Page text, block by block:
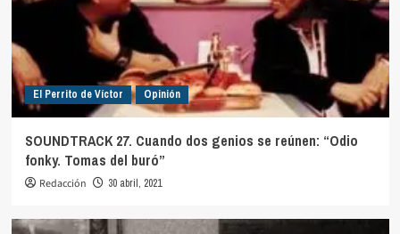
El Perrito de Víctor Opinión
SOUNDTRACK 27. Cuando dos genios se reúnen: “Odio
fonky. Tomas del buró”
Redacción 30 abril, 2021